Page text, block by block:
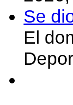
Se
El